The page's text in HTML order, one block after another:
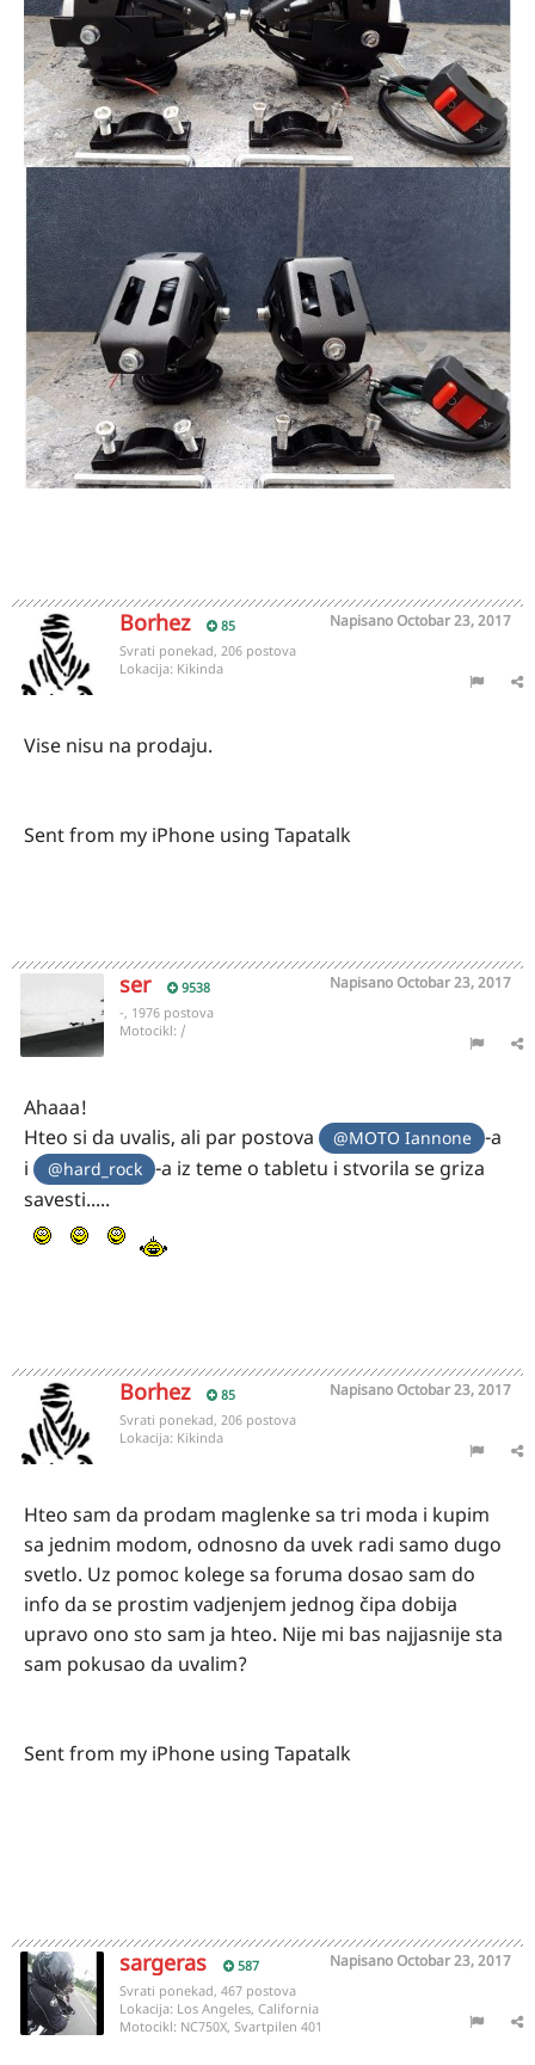
Borhez 85 NapisanoOctobar 23, 2017
Svrati ponekad, 206 postova
Lokacija: Kikinda
Vise nisu na prodaju.
Sent from my iPhone using Tapatalk
ser 9538 NapisanoOctobar 23, 2017
-, 1976 postova
Motocikl: /
Ahaaa!
Hteo si da uvalis, ali par postova
@MOTO Iannone
-a
i
@hard_rock
-a iz teme o tabletu i stvorila se griza
savesti.....
Borhez 85 NapisanoOctobar 23, 2017
Svrati ponekad, 206 postova
Lokacija: Kikinda
Hteo sam da prodam maglenke sa tri moda i kupim
sa jednim modom, odnosno da uvek radi samo dugo
svetlo. Uz pomoc kolege sa foruma dosao sam do
info da se prostim vadjenjem jednog čipa dobija
upravo ono sto sam ja hteo. Nije mi bas najjasnije sta
sam pokusao da uvalim?
Sent from my iPhone using Tapatalk
sargeras 587 NapisanoOctobar 23, 2017
Svrati ponekad, 467 postova
Lokacija: Los Angeles, California
Motocikl: NC750X, Svartpilen 401